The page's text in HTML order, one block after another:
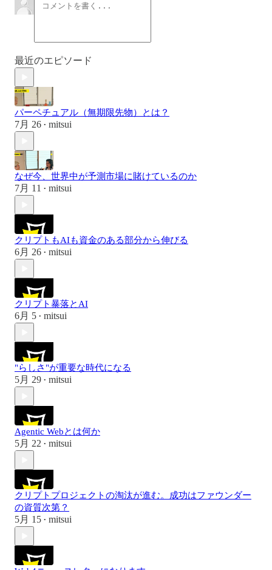
最近のエピソード
パーペチュアル（無期限先物）とは？
7月 26 • mitsui
なぜ今、世界中が予測市場に賭けているのか
7月 11 • mitsui
クリプトもAIも資金のある部分から伸びる
6月 26 • mitsui
クリプト暴落とAI
6月 5 • mitsui
"らしさ"が重要な時代になる
5月 29 • mitsui
Agentic Webとは何か
5月 22 • mitsui
クリプトプロジェクトの淘汰が進む。成功はファウンダー
の資質次第？
5月 15 • mitsui